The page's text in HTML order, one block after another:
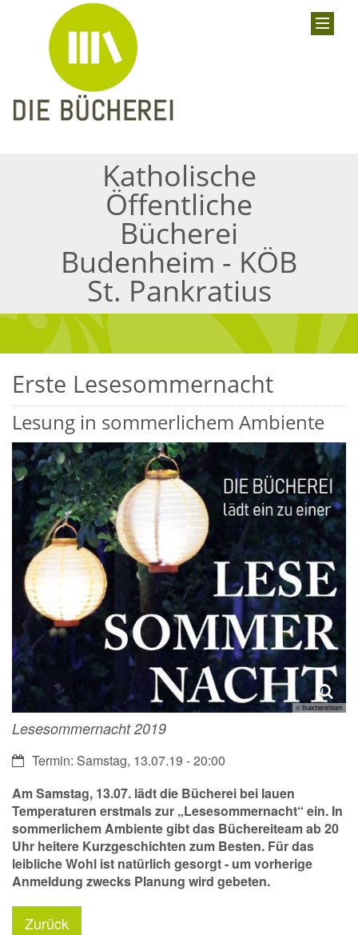
Katholische
Öffentliche
Bücherei
Budenheim - KÖB
St. Pankratius
Erste Lesesommernacht
Lesung in sommerlichem Ambiente
© Buechereiteam
Lesesommernacht 2019
Datum:Termin: Samstag, 13.07.19 - 20:00
Am Samstag, 13.07. lädt die Bücherei bei lauen
Temperaturen erstmals zur „Lesesommernacht“ ein. In
sommerlichem Ambiente gibt das Büchereiteam ab 20
Uhr heitere Kurzgeschichten zum Besten. Für das
leibliche Wohl ist natürlich gesorgt - um vorherige
Anmeldung zwecks Planung wird gebeten.
Zurück